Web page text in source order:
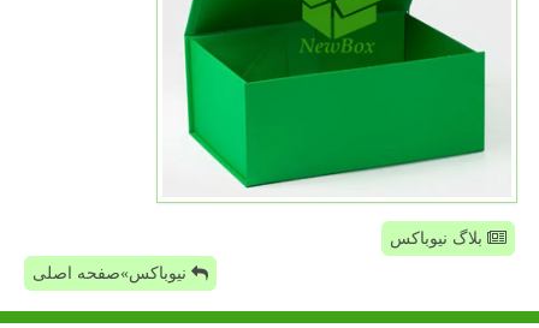
بلاگ نیوباکس
نیوباکس»صفحه اصلی